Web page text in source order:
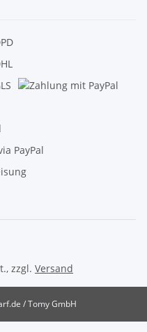
zzgl. Versand
/ Tomy GmbH